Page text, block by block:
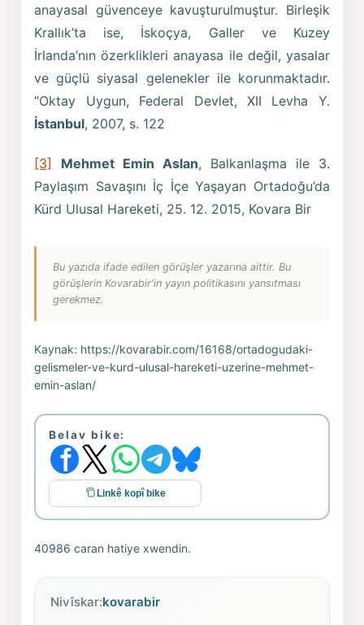
anayasal güvenceye kavuşturulmuştur. Birleşik
Krallık’ta ise, İskoçya, Galler ve Kuzey
İrlanda’nın özerklikleri anayasa ile değil, yasalar
ve güçlü siyasal gelenekler ile korunmaktadır.
“Oktay Uygun, Federal Devlet, XII Levha Y.
İstanbul, 2007, s. 122
[3] Mehmet Emin Aslan, Balkanlaşma ile 3.
Paylaşım Savaşını İç İçe Yaşayan Ortadoğu’da
Kürd Ulusal Hareketi, 25. 12. 2015, Kovara Bir
Bu yazıda ifade edilen görüşler yazarına aittir. Bu
görüşlerin Kovarabir'in yayın politikasını yansıtması
gerekmez.
Kaynak: https://kovarabir.com/16168/ortadogudaki-
gelismeler-ve-kurd-ulusal-hareketi-uzerine-mehmet-
emin-aslan/
Belav bike:
Linkê kopî bike
40986 caran hatiye xwendin.
Nivîskar:kovarabir